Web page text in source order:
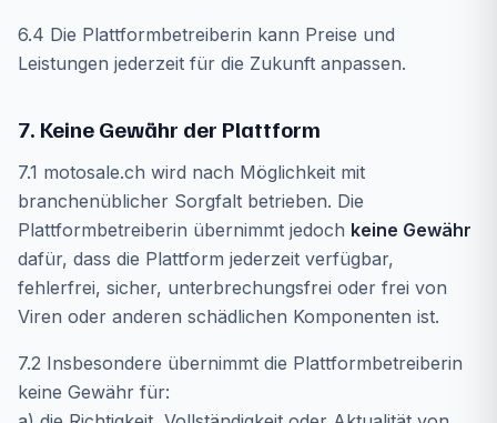
6.4 Die Plattformbetreiberin kann Preise und
Leistungen jederzeit für die Zukunft anpassen.
7. Keine Gewähr der Plattform
7.1 motosale.ch wird nach Möglichkeit mit
branchenüblicher Sorgfalt betrieben. Die
Plattformbetreiberin übernimmt jedoch keine Gewähr
dafür, dass die Plattform jederzeit verfügbar,
fehlerfrei, sicher, unterbrechungsfrei oder frei von
Viren oder anderen schädlichen Komponenten ist.
7.2 Insbesondere übernimmt die Plattformbetreiberin
keine Gewähr für: